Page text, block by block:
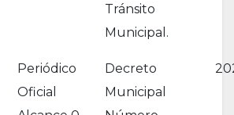
Tránsito
Municipal.
Periódico
Oficial
Decreto
Municipal